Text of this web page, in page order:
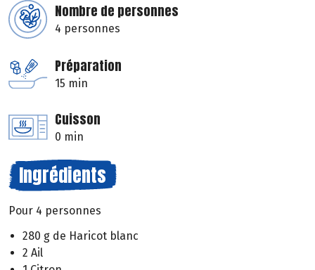
Nombre de personnes
4 personnes
Préparation
15 min
Cuisson
0 min
Ingrédients
Pour 4 personnes
280 g de Haricot blanc
2 Ail